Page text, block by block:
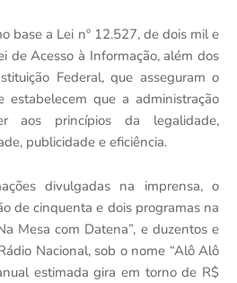
base a Lei nº 12.527, de dois mil e
de Acesso à Informação, além dos
Federal, que asseguram o
estabelecem que a administração
aos princípios da legalidade,
publicidade e eficiência.
divulgadas na imprensa, o
de cinquenta e dois programas na
Mesa com Datena”, e duzentos e
Nacional, sob o nome “Alô Alô
estimada gira em torno de R$